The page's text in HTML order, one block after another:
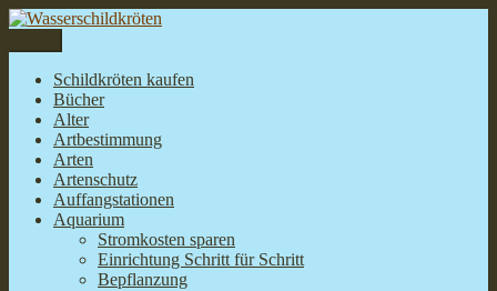
Zum
springen
Wasserschildkröten
www.zierschildkroete.de
Schildkröten kaufen
Bücher
Alter
Artbestimmung
Arten
Artenschutz
Auffangstationen
Aquarium
Stromkosten sparen
Einrichtung Schritt für Schritt
Bepflanzung